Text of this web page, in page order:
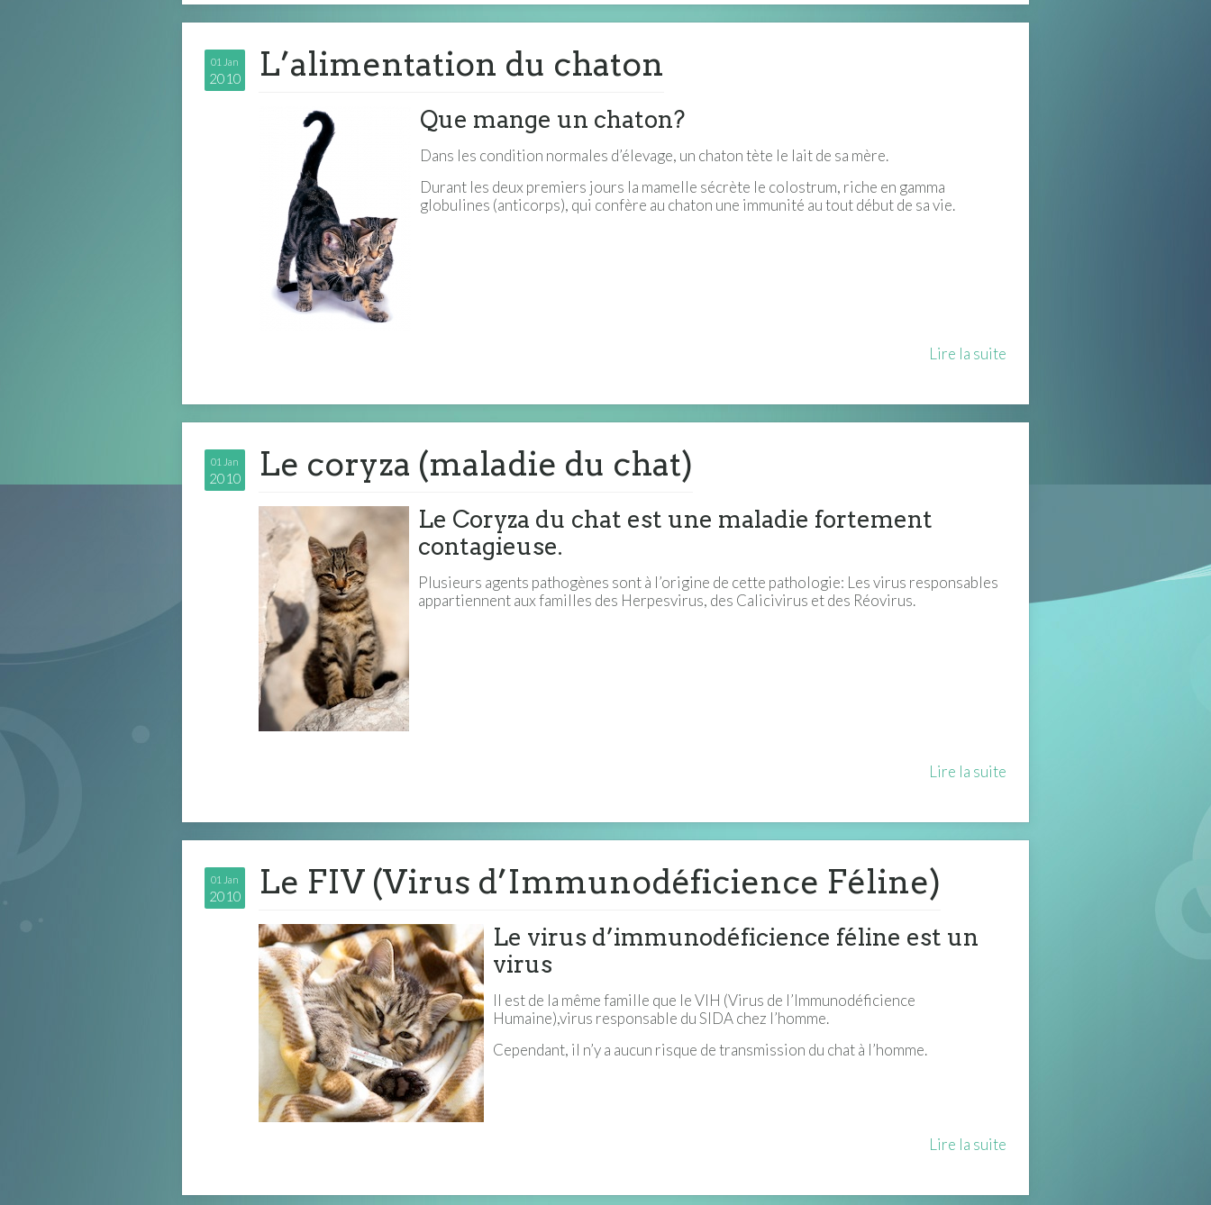
01 Jan
2010 L’alimentation du chaton
Que mange un chaton?
Dans les condition normales d’élevage, un chaton tète le lait de sa mère.
Durant les deux premiers jours la mamelle sécrète le colostrum, riche en gamma
globulines (anticorps), qui confère au chaton une immunité au tout début de sa vie.
Lire la suite
01 Jan
2010 Le coryza (maladie du chat)
Le Coryza du chat est une maladie fortement
contagieuse.
Plusieurs agents pathogènes sont à l’origine de cette pathologie: Les virus responsables
appartiennent aux familles des Herpesvirus, des Calicivirus et des Réovirus.
Lire la suite
01 Jan
2010 Le FIV (Virus d’Immunodéficience Féline)
Le virus d’immunodéficience féline est un
virus
Il est de la même famille que le VIH (Virus de l’Immunodéficience
Humaine),virus responsable du SIDA chez l’homme.
Cependant, il n’y a aucun risque de transmission du chat à l’homme.
Lire la suite